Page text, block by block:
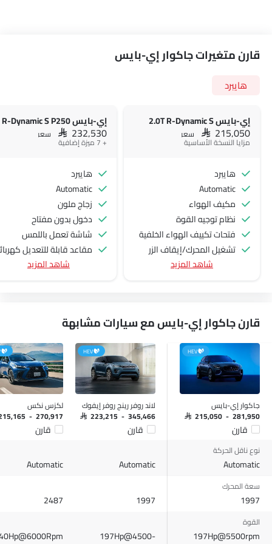
قارن متغيرات جاكوار إي-بايس
هايبرد
إي-بايس 2.0T R-Dynamic S
SAR 215,050 سعر
مزايا النسخة الأساسية
هايبرد
Automatic
مكيف الهواء
نظام توجيه القوة
فتحات تكييف الهواء الخلفية
تشغيل المحرك/إيقاف الزر
منفذ الطاقة الملحق
مكبرات الصوت الخلفية
اتصال بلوتوث
المدخل المساعد وUSB
التحكم التلقائي في المناخ
سيطرة على جودة الهواء
نوافذ كهربائية أمامية
نوافذ كهربائية خلفية
ضوء تحذير منخفض من الوقود
مقعد خلفي قابل للطي
مقاعد قابلة للتعديل
مقاعد جلدية
مرآة الزينة
شاهد المزيد
إي-بايس R-Dynamic S P250
SAR 232,530 سعر
+ 7 ميزة إضافية
هايبرد
Automatic
زجاج ملون
دخول بدون مفتاح
شاشة تعمل باللمس
مقاعد قابلة للتعديل
مقاعد مدفأة - أمامية
شاهد المزيد
قارن جاكوار إي-بايس مع سيارات مشابهة
HEV
جاكوار إي-بايس
SAR 215,050 - 281,950
قارن
HEV
لاند روفر رينج روفر إيفوك
SAR 223,215 - 345,466
قارن
لكزس نكس
215,165 - 270,917
قارن
نوع ناقل الحركة
Automatic
Automatic
Automatic
سعة المحرك
1997
1997
2487
القوة
197Hp@5500rpm
197Hp@4500-